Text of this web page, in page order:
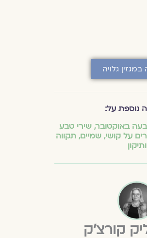
גלויה
נוספת על:
באוקטובר,שירי טבע
על קושי,שמיים,תקווה
ותיקון
קורצ'ק